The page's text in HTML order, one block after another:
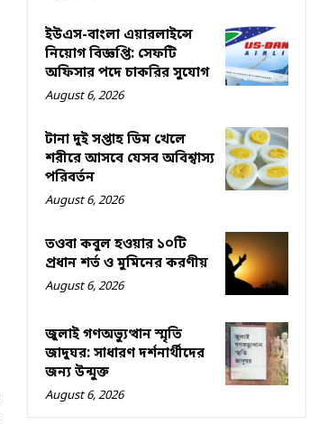
ইউএস-বাংলা এয়ারলাইন্সে
নিয়োগ বিজ্ঞপ্তি: সেফটি
অফিসার পদে চাকরির সুযোগ
August 6, 2026
টানা দুই সপ্তাহ ডিম খেলে
শরীরে আসবে যেসব অবিশ্বাস্য
পরিবর্তন
August 6, 2026
তওবা কবুল হওয়ার ১০টি
প্রধান শর্ত ও মুমিনের করণীয়
August 6, 2026
জুলাই গণঅভ্যুত্থান স্মৃতি
জাদুঘর: সাধারণ দর্শনার্থীদের
জন্য উন্মুক্ত
August 6, 2026